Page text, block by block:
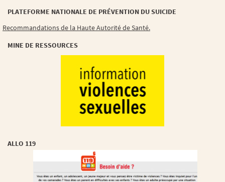
PLATEFORME NATIONALE DE PRÉVENTION DU SUICIDE
Recommandations de la Haute Autorité de Santé.
MINE DE RESSOURCES
ALLO 119